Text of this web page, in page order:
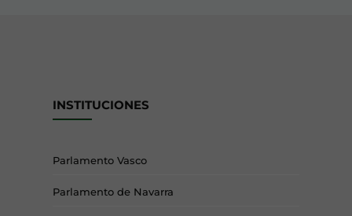
INSTITUCIONES
Parlamento Vasco
Parlamento de Navarra